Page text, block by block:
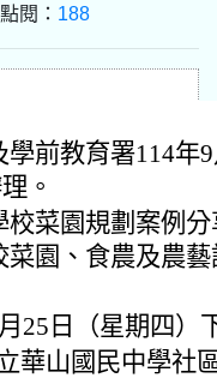
閱： 188
前教育署114年
。
校菜園規劃案例
菜園、食農及農
25日（星期四）
華山國民中學社